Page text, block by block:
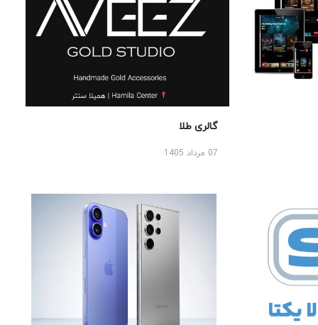
گالری طلا
07 مرداد 1405